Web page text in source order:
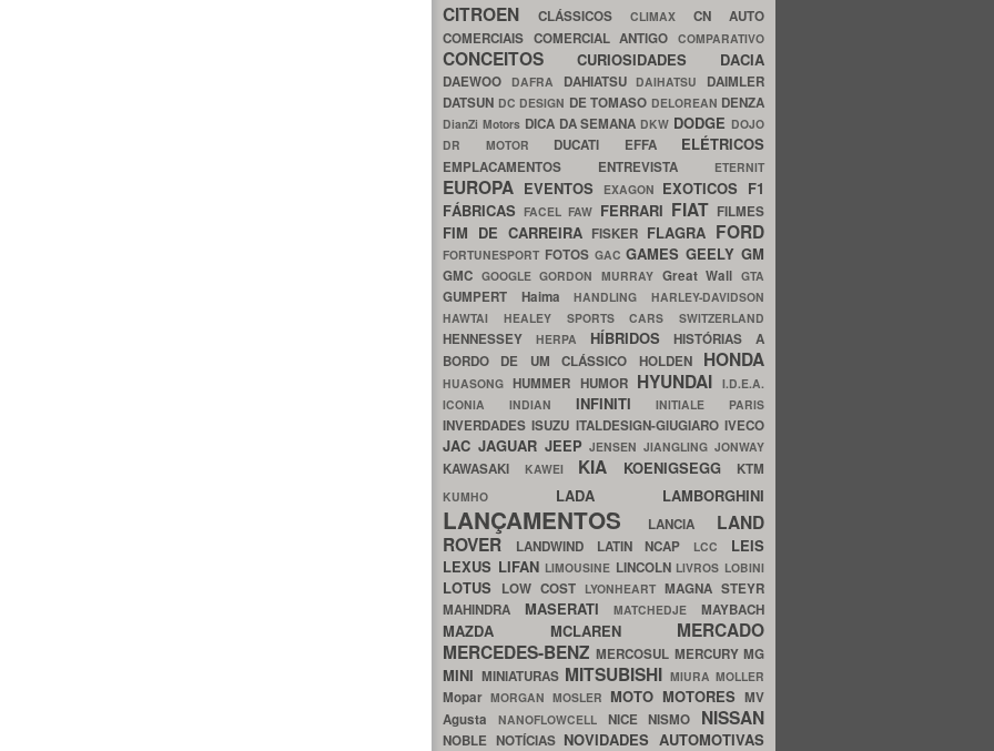
CITROEN CLÁSSICOS CLIMAX CN AUTO
COMERCIAIS COMERCIAL ANTIGOCOMPARATIVO
CONCEITOS CURIOSIDADES DACIA
DAEWOO DAFRA DAHIATSU DAIHATSU DAIMLER
DATSUN DC DESIGN DE TOMASO DELOREAN DENZA
DianZi Motors DICA DA SEMANA DKW DODGE DOJO
DR MOTOR DUCATI EFFA ELÉTRICOS
EMPLACAMENTOS ENTREVISTA ETERNIT
EUROPA EVENTOS EXAGON EXOTICOS F1
FÁBRICASFACELFAW FERRARI FIAT FILMES
FIM DE CARREIRA FISKER FLAGRA FORD
FORTUNESPORT FOTOS GACGAMESGEELYGM
GMC GOOGLEGORDON MURRAY Great WallGTA
GUMPERT HaimaHANDLINGHARLEY-DAVIDSON
HAWTAI HEALEY SPORTS CARS SWITZERLAND
HENNESSEY HERPA HÍBRIDOSHISTÓRIAS A
BORDO DE UM CLÁSSICO HOLDEN HONDA
HUASONGHUMMER HUMOR HYUNDAI I.D.E.A.
ICONIA INDIAN INFINITIINITIALE PARIS
INVERDADESISUZU ITALDESIGN-GIUGIAROIVECO
JAC JAGUAR JEEPJENSENJIANGLINGJONWAY
KAWASAKI KAWEI KIA KOENIGSEGG KTM
KUMHO LADA LAMBORGHINI
LANÇAMENTOS LANCIA LAND
ROVER
LANDWIND LATIN NCAP LCC LEIS
LEXUS LIFAN LIMOUSINE LINCOLN LIVROS LOBINI
LOTUS LOW COST LYONHEART MAGNA STEYR
MAHINDRA MASERATIMATCHEDJEMAYBACH
MAZDA MCLAREN MERCADO
MERCEDES-BENZMERCOSUL MERCURYMG
MINI MINIATURAS MITSUBISHI MIURA MOLLER
Mopar MORGAN MOSLER MOTO MOTORES MV
Agusta NANOFLOWCELL NICENISMO NISSAN
NOBLE NOTÍCIAS NOVIDADES AUTOMOTIVAS